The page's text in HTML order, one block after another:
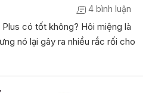
4 bình luận
có tốt không? Hôi miệng là
nó lại gây ra nhiều rắc rối cho